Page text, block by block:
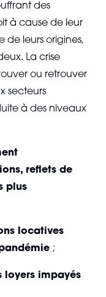
des
à cause de leur
de leurs origines,
La crise
ou retrouver
secteurs
à des niveaux
reflets de
plus
locatives
;
loyers impayés